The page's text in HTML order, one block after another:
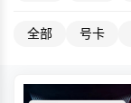
全部 号卡